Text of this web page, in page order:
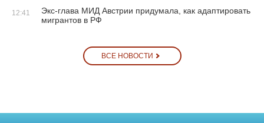
12:41
Экс-глава МИД Австрии придумала, как адаптировать
мигрантов в РФ
ВСЕ НОВОСТИ